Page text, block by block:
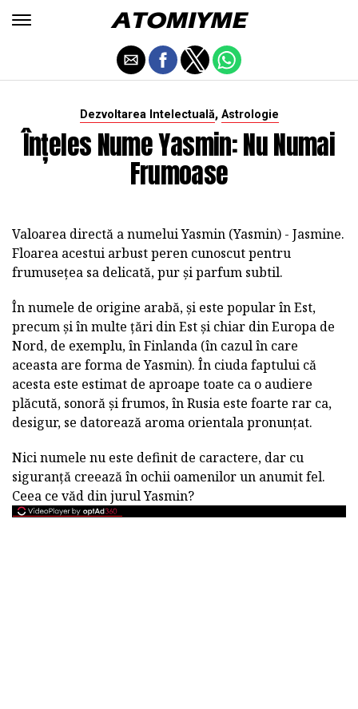
Dezvoltarea Intelectuală, Astrologie
Înțeles Nume Yasmin: Nu Numai
Frumoase
Valoarea directă a numelui Yasmin (Yasmin) - Jasmine.
Floarea acestui arbust peren cunoscut pentru
frumusețea sa delicată, pur și parfum subtil.
În numele de origine arabă, și este popular în Est,
precum și în multe țări din Est și chiar din Europa de
Nord, de exemplu, în Finlanda (în cazul în care
aceasta are forma de Yasmin). În ciuda faptului că
acesta este estimat de aproape toate ca o audiere
plăcută, sonoră și frumos, în Rusia este foarte rar ca,
desigur, se datorează aroma orientala pronunțat.
Nici numele nu este definit de caractere, dar cu
siguranță creează în ochii oamenilor un anumit fel.
Ceea ce văd din jurul Yasmin?